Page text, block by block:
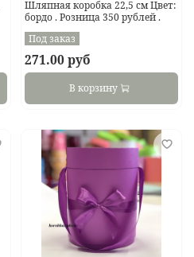
Шляпная коробка 22,5 см Цвет:
бордо . Розница 350 рублей .
Под заказ
271.00 руб
В корзину